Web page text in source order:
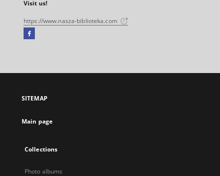
Visit us!
https://www.nasza-biblioteka.com
Facebook
open
new
SITEMAP
Main page
Collections
Photo albums